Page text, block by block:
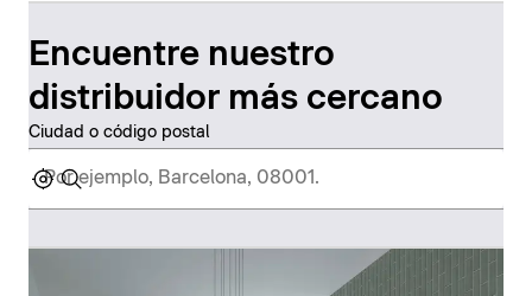
Encuentre nuestro
distribuidor más cercano
Ciudad o código postal